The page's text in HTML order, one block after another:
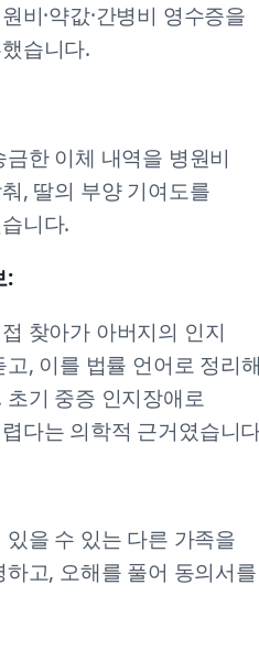
비·약값·간병비 영수증을
습니다.
한 이체 내역을 병원비
, 딸의 부양 기여도를
니다.
:
찾아가 아버지의 인지
, 이를 법률 언어로 정리
기 중증 인지장애로
다는 의학적 근거였습니
을 수 있는 다른 가족을
고, 오해를 풀어 동의서를